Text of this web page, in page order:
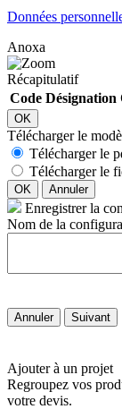
Données
Anoxa
Récapitulatif
Code Désignation
OK
Télécharger le
Télécharger le
Télécharger le
OK Annuler
Enregistrer la
Nom de la
Annuler Suivant
Ajouter à un projet
Regroupez vos
votre devis.